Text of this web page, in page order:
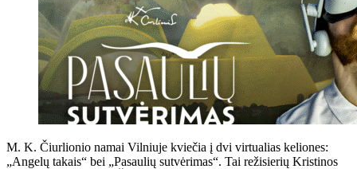
M. K. Čiurlionio namai Vilniuje kviečia į dvi virtualias keliones:
„Angelų takais“ bei „Pasaulių sutvėrimas“. Tai režisierių Kristinos